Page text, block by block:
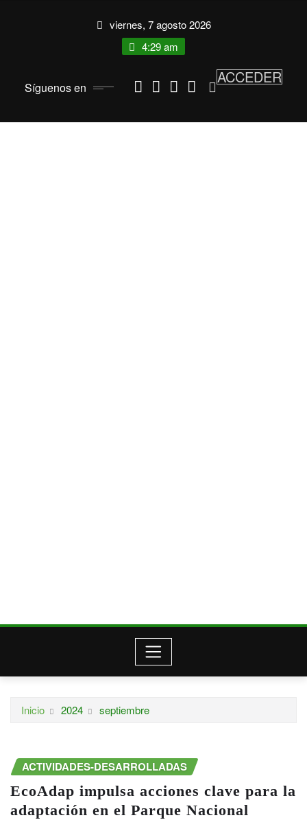
viernes, 7 agosto 2026
4:29 am
Síguenos en
ACCEDER
Inicio 2024 septiembre
ACTIVIDADES-DESARROLLADAS
EcoAdap impulsa acciones clave para la
adaptación en el Parque Nacional